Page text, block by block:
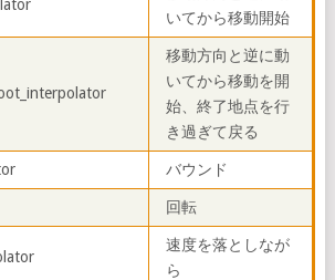
いてから移動開始
移動方向と逆に動
いてから移動を開
始、終了地点を行
き過ぎて戻る
バウンド
回転
速度を落としなが
ら